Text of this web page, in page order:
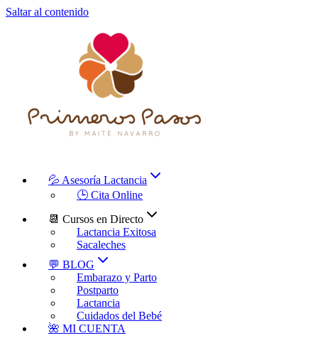
Saltar al contenido
💦 Asesoría Lactancia
🕒 Cita Online
📆 Cursos en Directo
Lactancia Exitosa
Sacaleches
💬 BLOG
Embarazo y Parto
Postparto
Lactancia
Cuidados del Bebé
🌺 MI CUENTA